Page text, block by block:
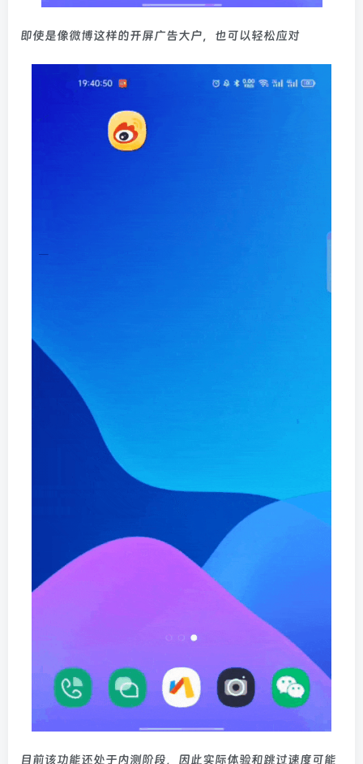
即使是像微博这样的开屏广告大户，也可以轻松应对
目前该功能还处于内测阶段，因此实际体验和跳过速度可能